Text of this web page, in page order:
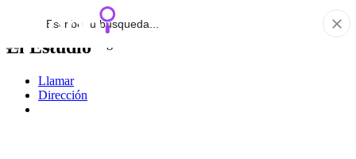
El Estudio
Llamar
Dirección